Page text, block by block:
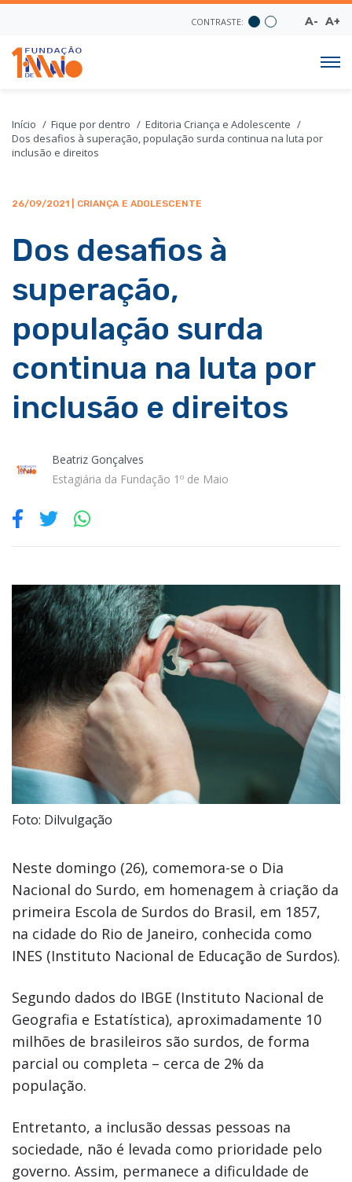
CONTRASTE: A- A+
Início Fique por dentro
Editoria Criança e Adolescente
Dos desafios à superação, população surda continua na luta por
inclusão e direitos
26/09/2021 | CRIANÇA E ADOLESCENTE
Dos desafios à
superação,
população surda
continua na luta por
inclusão e direitos
Beatriz Gonçalves
Estagiária da Fundação 1º de Maio
Foto: Dilvulgação
Neste domingo (26), comemora-se o Dia
Nacional do Surdo, em homenagem à criação da
primeira Escola de Surdos do Brasil, em 1857,
na cidade do Rio de Janeiro, conhecida como
INES (Instituto Nacional de Educação de Surdos).
Segundo dados do IBGE (Instituto Nacional de
Geografia e Estatística), aproximadamente 10
milhões de brasileiros são surdos, de forma
parcial ou completa – cerca de 2% da
população.
Entretanto, a inclusão dessas pessoas na
sociedade, não é levada como prioridade pelo
governo. Assim, permanece a dificuldade de